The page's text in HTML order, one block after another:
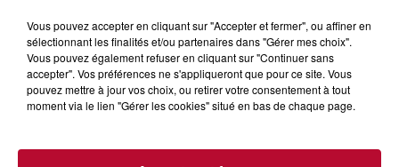
08:03
08:03
Vous pouvez accepter en cliquant sur "Accepter et fermer", ou affiner en
sélectionnant les finalités et/ou partenaires dans "Gérer mes choix".
Vous pouvez également refuser en cliquant sur "Continuer sans
accepter". Vos préférences ne s'appliqueront que pour ce site. Vous
pouvez mettre à jour vos choix, ou retirer votre consentement à tout
moment via le lien "Gérer les cookies" situé en bas de chaque page.